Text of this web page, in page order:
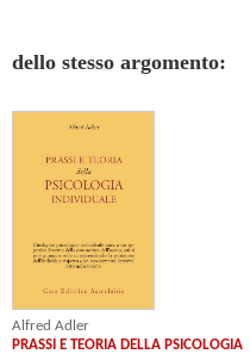
dello stesso argomento:
Alfred Adler
PRASSI E TEORIA DELLA PSICOLOGIA